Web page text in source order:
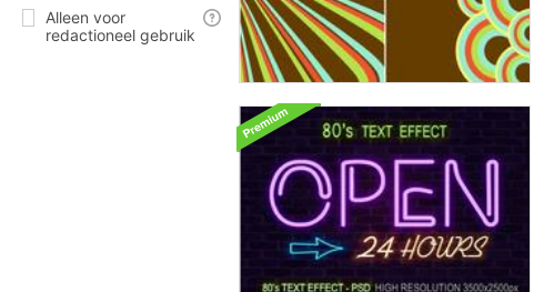
Alleen voor
redactioneel gebruik